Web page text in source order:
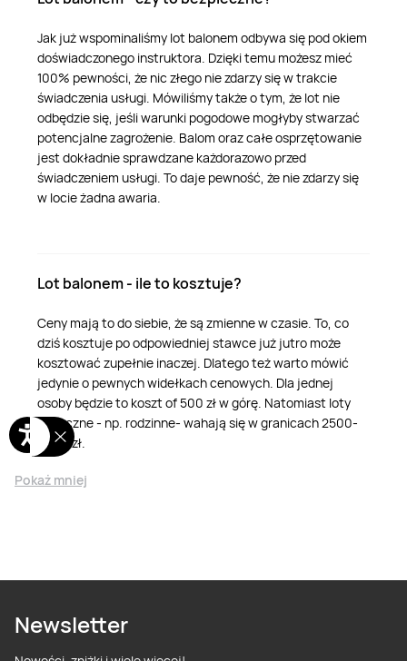
Jak już wspominaliśmy lot balonem odbywa się pod okiem
doświadczonego instruktora. Dzięki temu możesz mieć
100% pewności, że nic złego nie zdarzy się w trakcie
świadczenia usługi. Mówiliśmy także o tym, że lot nie
odbędzie się, jeśli warunki pogodowe mogłyby stwarzać
potencjalne zagrożenie. Balom oraz całe osprzętowanie
jest dokładnie sprawdzane każdorazowo przed
świadczeniem usługi. To daje pewność, że nie zdarzy się
w locie żadna awaria.
Lot balonem - ile to kosztuje?
Ceny mają to do siebie, że są zmienne w czasie. To, co
dziś kosztuje po odpowiedniej stawce już jutro może
kosztować zupełnie inaczej. Dlatego też warto mówić
jedynie o pewnych widełkach cenowych. Dla jednej
osoby będzie to koszt of 500 zł w górę. Natomiast loty
wyłączne - np. rodzinne- wahają się w granicach 2500-
3000 zł.
Pokaż mniej
Newsletter